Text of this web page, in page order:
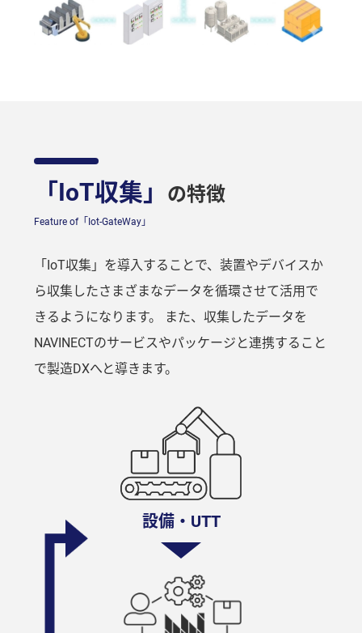
「IoT収集」 の特徴
Feature of「Iot-GateWay」
「IoT収集」を導入することで、装置やデバイスか
ら収集したさまざまなデータを循環させて活用で
きるようになります。 また、収集したデータを
NAVINECTのサービスやパッケージと連携すること
で製造DXへと導きます。
設備・UTT